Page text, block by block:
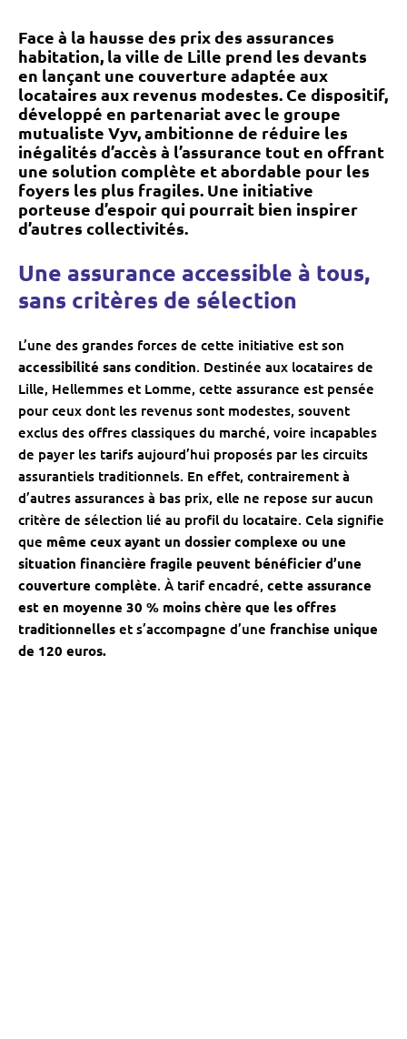
Face à la hausse des prix des assurances
habitation, la ville de Lille prend les devants
en lançant une couverture adaptée aux
locataires aux revenus modestes. Ce dispositif,
développé en partenariat avec le groupe
mutualiste Vyv, ambitionne de réduire les
inégalités d’accès à l’assurance tout en offrant
une solution complète et abordable pour les
foyers les plus fragiles. Une initiative
porteuse d’espoir qui pourrait bien inspirer
d’autres collectivités.
Une assurance accessible à tous,
sans critères de sélection
L’une des grandes forces de cette initiative est son
accessibilité sans condition. Destinée aux locataires de
Lille, Hellemmes et Lomme, cette assurance est pensée
pour ceux dont les revenus sont modestes, souvent
exclus des offres classiques du marché, voire incapables
de payer les tarifs aujourd’hui proposés par les circuits
assurantiels traditionnels. En effet, contrairement à
d’autres assurances à bas prix, elle ne repose sur aucun
critère de sélection lié au profil du locataire. Cela signifie
que même ceux ayant un dossier complexe ou une
situation financière fragile peuvent bénéficier d’une
couverture complète. À tarif encadré, cette assurance
est en moyenne 30 % moins chère que les offres
traditionnelles et s’accompagne d’une franchise unique
de 120 euros.